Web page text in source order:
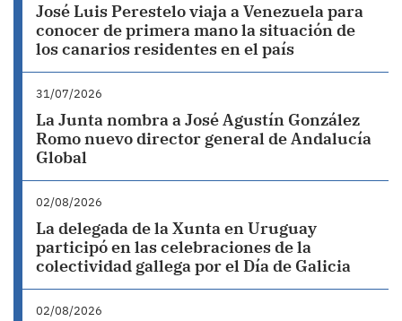
José Luis Perestelo viaja a Venezuela para
conocer de primera mano la situación de
los canarios residentes en el país
31/07/2026
La Junta nombra a José Agustín González
Romo nuevo director general de Andalucía
Global
02/08/2026
La delegada de la Xunta en Uruguay
participó en las celebraciones de la
colectividad gallega por el Día de Galicia
02/08/2026